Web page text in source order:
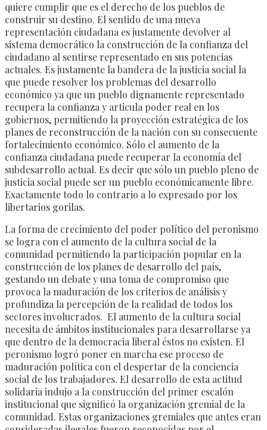
quiere cumplir que es el derecho de los pueblos de
construir su destino. El sentido de una nueva
representación ciudadana es justamente devolver al
sistema democrático la construcción de la confianza del
ciudadano al sentirse representado en sus potencias
actuales. Es justamente la bandera de la justicia social la
que puede resolver los problemas del desarrollo
económico ya que un pueblo dignamente representado
recupera la confianza y articula poder real en los
gobiernos, permitiendo la proyección estratégica de los
planes de reconstrucción de la nación con su consecuente
fortalecimiento económico. Sólo el aumento de la
confianza ciudadana puede recuperar la economía del
subdesarrollo actual. Es decir que sólo un pueblo pleno de
justicia social puede ser un pueblo económicamente libre.
Exactamente todo lo contrario a lo expresado por los
libertarios gorilas.
La forma de crecimiento del poder político del peronismo
se logra con el aumento de la cultura social de la
comunidad permitiendo la participación popular en la
construcción de los planes de desarrollo del país,
gestando un debate y una toma de compromiso que
provoca la maduración de los criterios de análisis y
profundiza la percepción de la realidad de todos los
sectores involucrados. El aumento de la cultura social
necesita de ámbitos institucionales para desarrollarse ya
que dentro de la democracia liberal éstos no existen. El
peronismo logró poner en marcha ese proceso de
maduración política con el despertar de la conciencia
social de los trabajadores. El desarrollo de esta actitud
solidaria indujo a la construcción del primer escalón
institucional que significó la organización gremial de la
comunidad. Estas organizaciones gremiales que antes eran